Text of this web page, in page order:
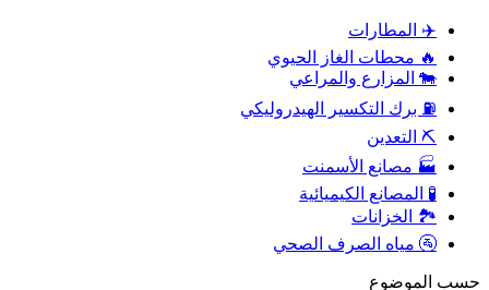
✈️ المطارات
🔥 محطات الغاز الحيوي
🐄 المزارع والمراعي
⛽ برك التكسير الهيدروليكي
⛏️ التعدين
🏭 مصانع الأسمنت
🧪 المصانع الكيميائية
🏞️
الخزانات
🚰 مياه الصرف الصحي
حسب الموضوع